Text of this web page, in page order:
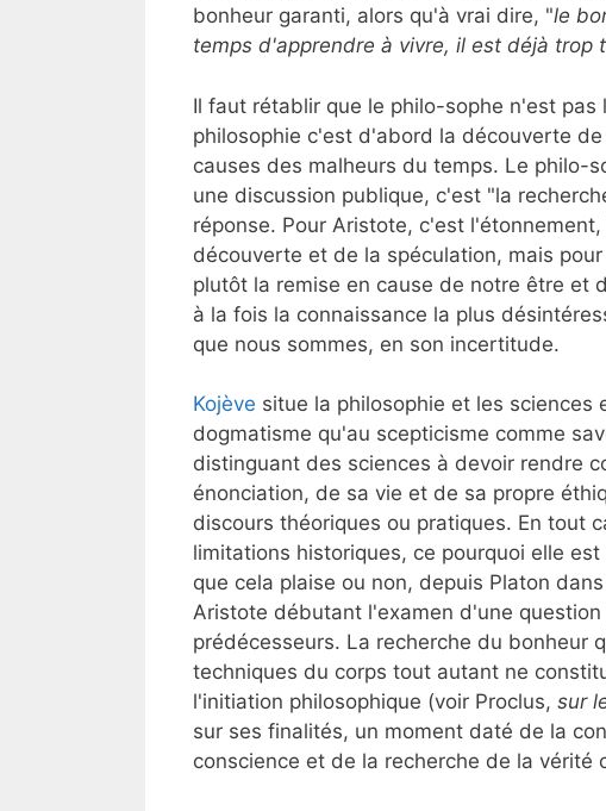
bonheur garanti, alors qu'à vrai dire, "le
temps d'apprendre à vivre, il est déjà trop
Il faut rétablir que le philo-sophe n'est pas
philosophie c'est d'abord la découverte
causes des malheurs du temps. Le philo-
une discussion publique, c'est "la
réponse. Pour Aristote, c'est
découverte et de la spéculation, mais
plutôt la remise en cause de notre être et
à la fois la connaissance la plus
que nous sommes, en son incertitude.
Kojève situe la philosophie et les sciences
dogmatisme qu'au scepticisme comme
distinguant des sciences à devoir rendre
énonciation, de sa vie et de sa propre
discours théoriques ou pratiques. En tout
limitations historiques, ce pourquoi elle
que cela plaise ou non, depuis Platon
Aristote débutant l'examen d'une
prédécesseurs. La recherche du bonheur
techniques du corps tout autant ne
l'initiation philosophique (voir Proclus, sur
sur ses finalités, un moment daté de la
conscience et de la recherche de la vérité